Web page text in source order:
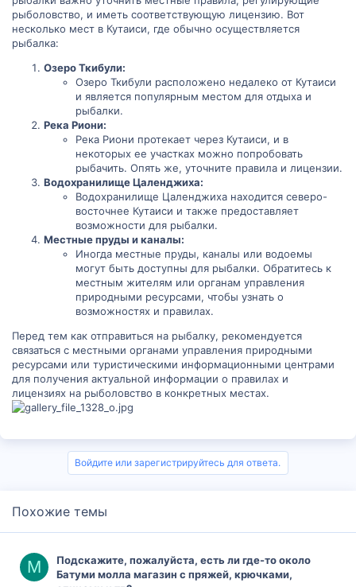
рыболовство, и иметь соответствующую лицензию. Вот
несколько мест в Кутаиси, где обычно осуществляется
рыбалка:
Озеро Ткибули:
Озеро Ткибули расположено недалеко от Кутаиси
и является популярным местом для отдыха и
рыбалки.
Река Риони:
Река Риони протекает через Кутаиси, и в
некоторых ее участках можно попробовать
рыбачить. Опять же, уточните правила и лицензии.
Водохранилище Цаленджиха:
Водохранилище Цаленджиха находится северо-
восточнее Кутаиси и также предоставляет
возможности для рыбалки.
Местные пруды и каналы:
Иногда местные пруды, каналы или водоемы
могут быть доступны для рыбалки. Обратитесь к
местным жителям или органам управления
природными ресурсами, чтобы узнать о
возможностях и правилах.
Перед тем как отправиться на рыбалку, рекомендуется
связаться с местными органами управления природными
ресурсами или туристическими информационными центрами
для получения актуальной информации о правилах и
лицензиях на рыболовство в конкретных местах.
Войдите или зарегистрируйтесь для ответа.
Похожие темы
M
Подскажите, пожалуйста, есть ли где-то около
Батуми молла магазин с пряжей, крючками,